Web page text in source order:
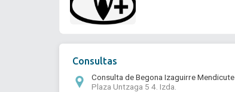
Consultas
Consulta de Begona Izaguirre Mendicute
Plaza Untzaga 5 4. Izda.